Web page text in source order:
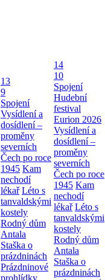
13
9
Spojení
Vysídlení a
dosídlení –
proměny
severních
Čech po roce
1945 Kam
nechodí
lékař Léto s
tanvaldskými
kostely
Rodný dům
Antala
Staška o
prázdninách
Prázdninové
14
10
Spojení
Hudební
festival
Eurion 2026
Vysídlení a
dosídlení –
proměny
severních
Čech po roce
1945 Kam
nechodí
lékař Léto s
tanvaldskými
kostely
Rodný dům
Antala
Staška o
prázdninách